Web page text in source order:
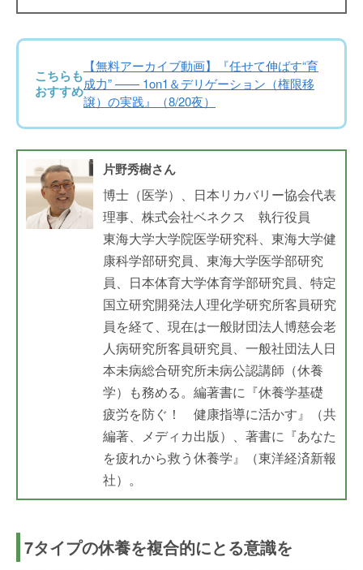
こちらも
おすすめ
【無料アーカイブ動画】『任せて伸ばす“育
成力” —— 1on1＆デリゲーション（権限移
譲）の実践』（8/20夜）
片野秀樹さん
博士（医学）、日本リカバリー協会代表
理事、株式会社ベネクス 執行役員
東海大学大学院医学研究科、東海大学健
康科学部研究員、東海大学医学部研究
員、日本体育大学体育学部研究員、特定
国立研究開発法人理化学研究所客員研究
員を経て、現在は一般財団法人博慈会老
人病研究所客員研究員、一般社団法人日
本未病総合研究所未病公認講師（休養
学）も務める。編著書に『休養学基礎
疲労を防ぐ！ 健康指導に活かす』（共
編著、メディカ出版）、著書に『あなた
を疲れから救う休養学』（東洋経済新報
社）。
7タイプの休養を複合的にとる意識を